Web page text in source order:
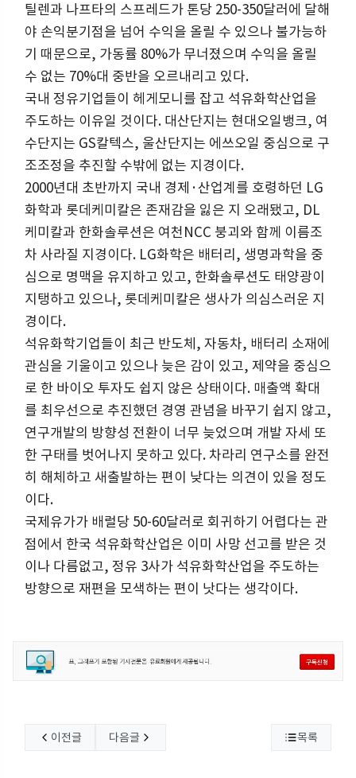
틸렌과 나프타의 스프레드가 톤당 250-350달러에 달해
야 손익분기점을 넘어 수익을 올릴 수 있으나 불가능하
기 때문으로, 가동률 80%가 무너졌으며 수익을 올릴
수 없는 70%대 중반을 오르내리고 있다.
국내 정유기업들이 헤게모니를 잡고 석유화학산업을
주도하는 이유일 것이다. 대산단지는 현대오일뱅크, 여
수단지는 GS칼텍스, 울산단지는 에쓰오일 중심으로 구
조조정을 추진할 수밖에 없는 지경이다.
2000년대 초반까지 국내 경제·산업계를 호령하던 LG
화학과 롯데케미칼은 존재감을 잃은 지 오래됐고, DL
케미칼과 한화솔루션은 여천NCC 붕괴와 함께 이름조
차 사라질 지경이다. LG화학은 배터리, 생명과학을 중
심으로 명맥을 유지하고 있고, 한화솔루션도 태양광이
지탱하고 있으나, 롯데케미칼은 생사가 의심스러운 지
경이다.
석유화학기업들이 최근 반도체, 자동차, 배터리 소재에
관심을 기울이고 있으나 늦은 감이 있고, 제약을 중심으
로 한 바이오 투자도 쉽지 않은 상태이다. 매출액 확대
를 최우선으로 추진했던 경영 관념을 바꾸기 쉽지 않고,
연구개발의 방향성 전환이 너무 늦었으며 개발 자세 또
한 구태를 벗어나지 못하고 있다. 차라리 연구소를 완전
히 해체하고 새출발하는 편이 낮다는 의견이 있을 정도
이다.
국제유가가 배럴당 50-60달러로 회귀하기 어렵다는 관
점에서 한국 석유화학산업은 이미 사망 선고를 받은 것
이나 다름없고, 정유 3사가 석유화학산업을 주도하는
방향으로 재편을 모색하는 편이 낫다는 생각이다.
이전글 다음글 목록